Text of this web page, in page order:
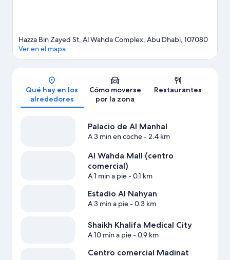
Mapa
Hazza Bin Zayed St, Al Wahda Complex, Abu Dhabi, 107080
Ver en el mapa
Qué hay en los
alrededores
Cómo moverse
por la zona
Restaurantes
Palacio de Al Manhal
A 3 min en coche- 2.4 km
Al Wahda Mall (centro
comercial)
A 1 min a pie- 0.1 km
Estadio Al Nahyan
A 3 min a pie- 0.3 km
Shaikh Khalifa Medical City
A 10 min a pie- 0.9 km
Centro comercial Madinat